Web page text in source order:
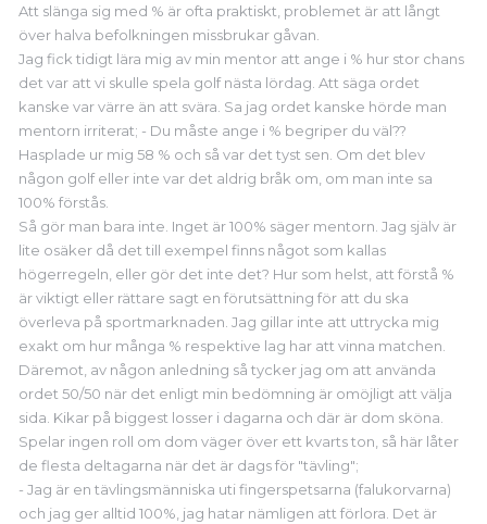
Att slänga sig med % är ofta praktiskt, problemet är att långt
över halva befolkningen missbrukar gåvan.
Jag fick tidigt lära mig av min mentor att ange i % hur stor chans
det var att vi skulle spela golf nästa lördag. Att säga ordet
kanske var värre än att svära. Sa jag ordet kanske hörde man
mentorn irriterat; - Du måste ange i % begriper du väl??
Hasplade ur mig 58 % och så var det tyst sen. Om det blev
någon golf eller inte var det aldrig bråk om, om man inte sa
100% förstås.
Så gör man bara inte. Inget är 100% säger mentorn. Jag själv är
lite osäker då det till exempel finns något som kallas
högerregeln, eller gör det inte det? Hur som helst, att förstå %
är viktigt eller rättare sagt en förutsättning för att du ska
överleva på sportmarknaden. Jag gillar inte att uttrycka mig
exakt om hur många % respektive lag har att vinna matchen.
Däremot, av någon anledning så tycker jag om att använda
ordet 50/50 när det enligt min bedömning är omöjligt att välja
sida. Kikar på biggest losser i dagarna och där är dom sköna.
Spelar ingen roll om dom väger över ett kvarts ton, så här låter
de flesta deltagarna när det är dags för "tävling";
- Jag är en tävlingsmänniska uti fingerspetsarna (falukorvarna)
och jag ger alltid 100%, jag hatar nämligen att förlora. Det är